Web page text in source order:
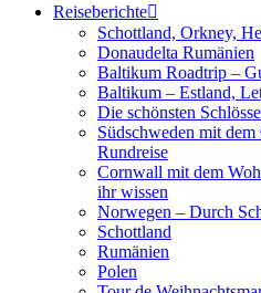
Reiseberichte
Schottland, Orkney,
Donaudelta Rumänien
Baltikum Roadtrip –
Baltikum – Estland,
Die schönsten
Südschweden mit
Rundreise
Cornwall mit dem
ihr wissen
Norwegen – Durch
Schottland
Rumänien
Polen